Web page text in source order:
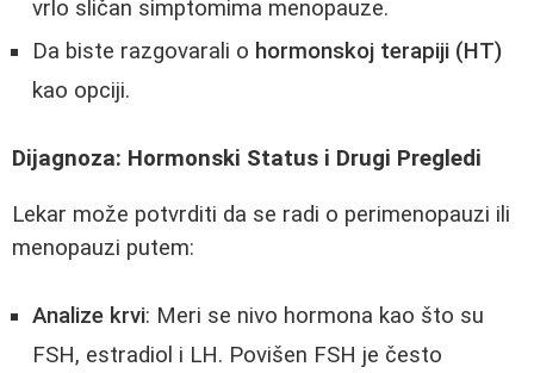
vrlo sličan simptomima menopauze.
Da biste razgovarali o hormonskoj terapiji (HT)
kao opciji.
Dijagnoza: Hormonski Status i Drugi Pregledi
Lekar može potvrditi da se radi o perimenopauzi ili
menopauzi putem:
Analize krvi: Meri se nivo hormona kao što su
FSH, estradiol i LH. Povišen FSH je često